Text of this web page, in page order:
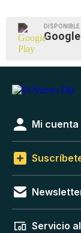
DISPONIBLE
Mi cuenta
Servicio